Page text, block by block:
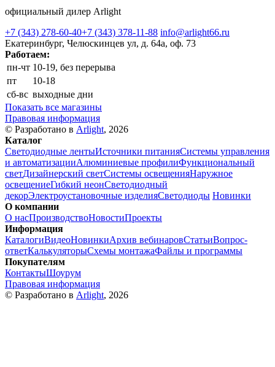
официальный дилер Arlight
+7 (343) 278-60-40+7 (343) 378-11-88 info@arlight66.ru
Екатеринбург, Челюскинцев ул, д. 64а, оф. 73
Работаем:
пн-чт 10-19, без перерыва
пт
10-18
сб-вс выходные дни
Показать все магазины
Правовая информация
© Разработано в Arlight, 2026
Каталог
Светодиодные лентыИсточники питанияСистемы управления
и автоматизацииАлюминиевые профилиФункциональный
светДизайнерский светСистемы освещенияНаружное
освещениеГибкий неонСветодиодный
декорЭлектроустановочные изделияСветодиоды Новинки
О компании
О насПроизводствоНовостиПроекты
Информация
КаталогиВидеоНовинкиАрхив вебинаровСтатьиВопрос-
ответКалькуляторыСхемы монтажаФайлы и программы
Покупателям
КонтактыШоурум
Правовая информация
© Разработано в Arlight, 2026